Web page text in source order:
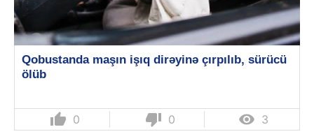
Qobustanda maşın işıq dirəyinə çırpılıb, sürücü
ölüb
thumb_up 0 thumb_down 0  3